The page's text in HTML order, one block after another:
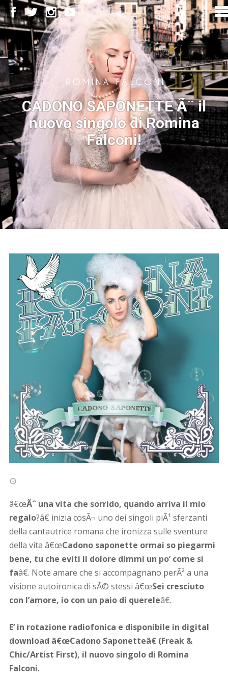
CADONO SAPONETTE Ã¨ il
nuovo singolo di Romina
Falconi!
â€œÃˆ una vita che sorrido, quando arriva il mio
regalo?â€ inizia cosÃ¬ uno dei singoli piÃ¹ sferzanti
della cantautrice romana che ironizza sulle sventure
della vita â€œCadono saponette ormai so piegarmi
bene, tu che eviti il dolore dimmi un po’ come si
faâ€. Note amare che si accompagnano perÃ² a una
visione autoironica di sÃ© stessi â€œSei cresciuto
con l’amore, io con un paio di quereleâ€.
E’ in rotazione radiofonica e disponibile in digital
download â€œCadono Saponetteâ€ (Freak &
Chic/Artist First), il nuovo singolo di Romina
Falconi.